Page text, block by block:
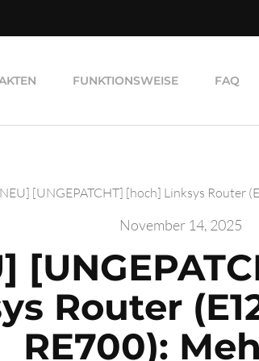
FUNKTIONSWEISE FAQ
[UNGEPATCHT] [hoch] Linksys Router
November 14, 2025
Router
RE700):